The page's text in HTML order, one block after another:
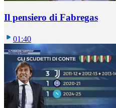
Il pensiero di Fabregas
01:40